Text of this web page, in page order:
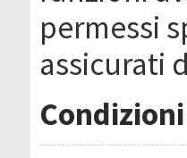
permessi
assicurati